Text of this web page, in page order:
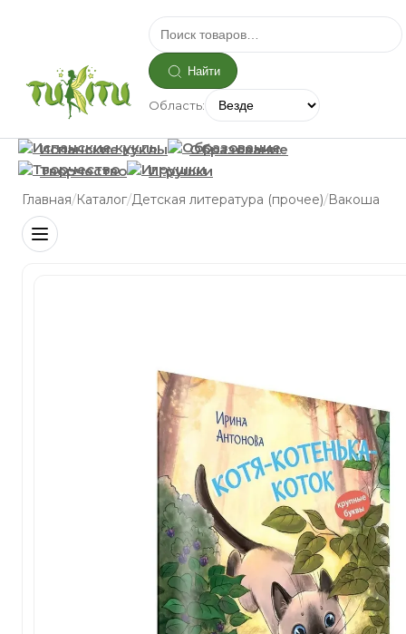
Найти
Область:
Испанские куклы
Образование
Творчество
Игрушки
Главная/Каталог/Детская литература (прочее)/Вакоша